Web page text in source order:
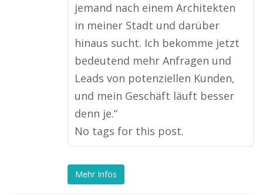
jemand nach einem Architekten
in meiner Stadt und darüber
hinaus sucht. Ich bekomme jetzt
bedeutend mehr Anfragen und
Leads von potenziellen Kunden,
und mein Geschäft läuft besser
denn je.“
No tags for this post.
Mehr Infos